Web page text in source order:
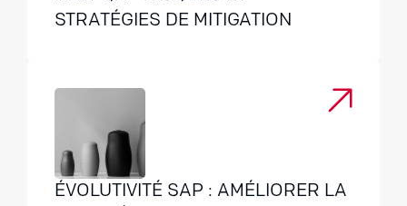
STRATÉGIES DE MITIGATION
ÉVOLUTIVITÉ SAP : AMÉLIORER LA